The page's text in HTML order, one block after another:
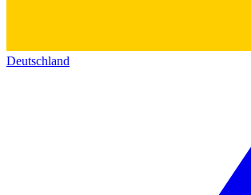
Deutschland